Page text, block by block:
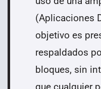
(Aplicaciones
objetivo es
respaldados
bloques, sin
que cualquier